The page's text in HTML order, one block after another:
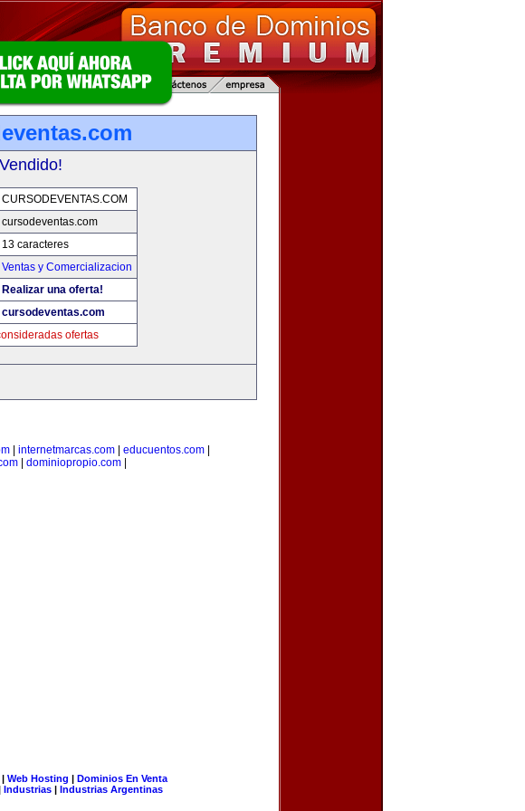
Vendido!
CURSODEVENTAS.COM
cursodeventas.com
13 caracteres
Ventas y Comercializacion
Realizar una oferta!
cursodeventas.com
ofertas
| internetmarcas.com| educuentos.com|
| dominiopropio.com|
Web Hosting | Dominios En Venta
Industrias | Industrias Argentinas